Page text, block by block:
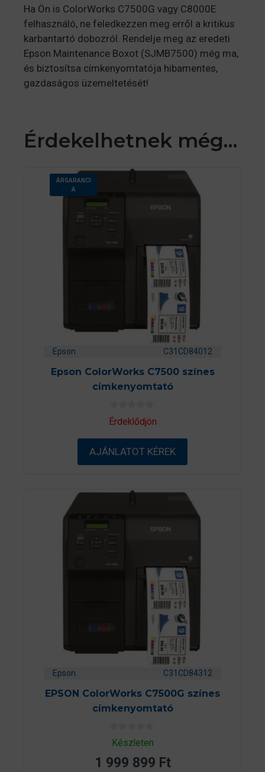
Ha Ön is ColorWorks C7500G vagy C8000E
felhasználó, ne feledkezzen meg erről a kritikus
karbantartó dobozról. Rendelje meg az eredeti
Epson Maintenance Boxot (SJMB7500) még ma,
és biztosítsa címkenyomtatója hibamentes,
gazdaságos üzemeltetését!
Érdekelhetnek még…
ÁRGARANCI
A
Epson C31CD84012
Epson ColorWorks C7500 színes
címkenyomtató
0
a
-
ő
Érdeklődjön
AJÁNLATOT KÉREK
Epson C31CD84312
EPSON ColorWorks C7500G színes
címkenyomtató
0
a
5
Készleten
1 999 899 Ft